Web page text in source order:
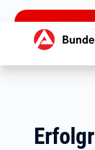
zu den